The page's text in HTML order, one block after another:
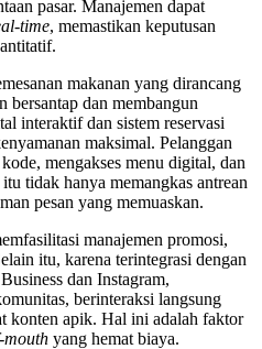
pasar. Manajemen dapat
time, memastikan keputusan
makanan yang dirancang
bersantap dan membangun
interaktif dan sistem reservasi
maksimal. Pelanggan
mengakses menu digital, dan
tidak hanya memangkas antrean
pesan yang memuaskan.
manajemen promosi,
itu, karena terintegrasi dengan
dan Instagram,
berinteraksi langsung
konten apik. Hal ini adalah faktor
mouth yang hemat biaya.